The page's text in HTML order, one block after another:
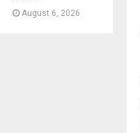
August 6, 2026